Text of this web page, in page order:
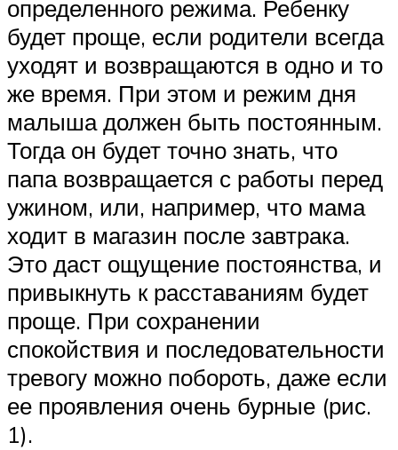
определенного режима. Ребенку
будет проще, если родители всегда
уходят и возвращаются в одно и то
же время. При этом и режим дня
малыша должен быть постоянным.
Тогда он будет точно знать, что
папа возвращается с работы перед
ужином, или, например, что мама
ходит в магазин после завтрака.
Это даст ощущение постоянства, и
привыкнуть к расставаниям будет
проще. При сохранении
спокойствия и последовательности
тревогу можно побороть, даже если
ее проявления очень бурные (рис.
1).